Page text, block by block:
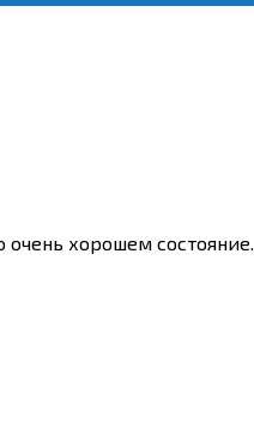
очень хорошем состояние.